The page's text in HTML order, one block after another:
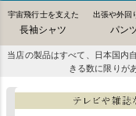
宇宙飛行士を支えた
長袖シャツ
出張や外回
パン
当店の製品はすべて、日本国内
きる数に限りが